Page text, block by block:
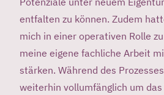
entfalten zu können. Zudem
mich in einer operativen Rolle
meine eigene fachliche Arbeit
stärken. Während des
weiterhin vollumfänglich um das